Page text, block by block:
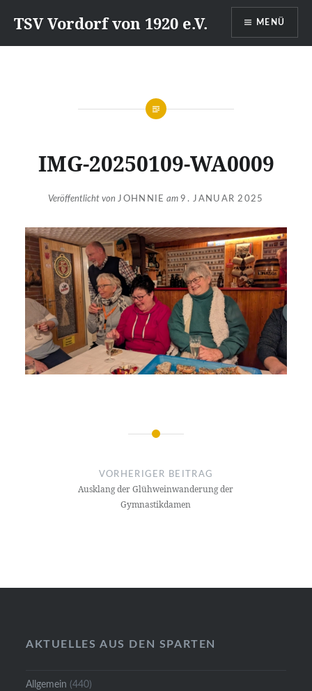
zumTSV Vordorf von 1920 e.V. MENÜ
IMG-20250109-WA0009
Veröffentlicht von JOHNNIE am9. JANUAR 2025
Beitragsnavigation
VORHERIGER BEITRAG
Ausklang der Glühweinwanderung der
Gymnastikdamen
AKTUELLES AUS DEN SPARTEN
Allgemein (440)